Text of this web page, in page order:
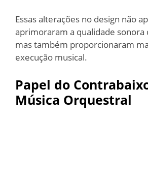
Essas alterações no design não
aprimoraram a qualidade sonora
mas também proporcionaram
execução musical.
Papel do
Música Orquestral